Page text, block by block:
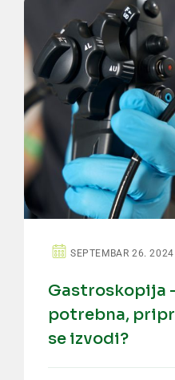
SEPTEMBAR 26. 2024
Gastroskopija
potrebna,
se izvodi?